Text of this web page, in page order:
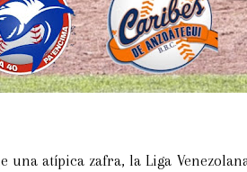
una atípica zafra, la Liga